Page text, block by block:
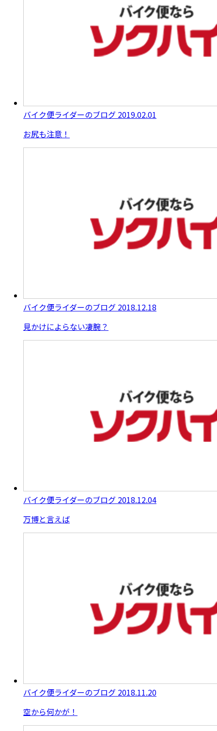
バイク便ライダーのブログ 2019.02.01
お尻も注意！
バイク便ライダーのブログ 2018.12.18
見かけによらない凄腕？
バイク便ライダーのブログ 2018.12.04
万博と言えば
バイク便ライダーのブログ 2018.11.20
空から何かが！